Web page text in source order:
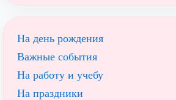
На день рождения
Важные события
На работу и учебу
На праздники